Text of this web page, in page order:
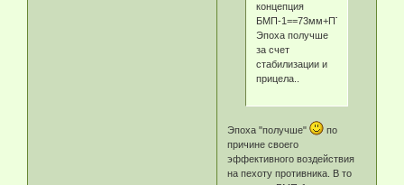
концепция
БМП-
Эпоха получше
за счет
стабилизации и
прицела..
Эпоха "получше"
по
причине своего
эффективного воздействия
на пехоту противника. В то